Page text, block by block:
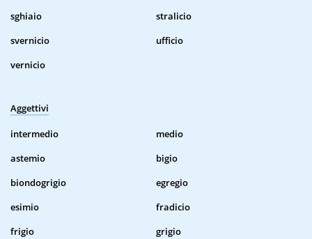
sghiaio
stralicio
svernicio
ufficio
vernicio
Aggettivi
intermedio
medio
astemio
bigio
biondogrigio
egregio
esimio
fradicio
frigio
grigio